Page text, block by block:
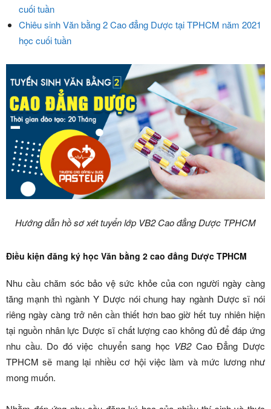
cuối tuần
Chiêu sinh Văn bằng 2 Cao đẳng Dược tại TPHCM năm 2021
học cuối tuần
Hướng dẫn hồ sơ xét tuyển lớp VB2 Cao đẳng Dược TPHCM
Điều kiện đăng ký học Văn bằng 2 cao đẳng Dược TPHCM
Nhu cầu chăm sóc bảo vệ sức khỏe của con người ngày càng
tăng mạnh thì ngành Y Dược nói chung hay ngành Dược sĩ nói
riêng ngày càng trở nên cần thiết hơn bao giờ hết tuy nhiên hiện
tại nguồn nhân lực Dược sĩ chất lượng cao không đủ để đáp ứng
nhu cầu. Do đó việc chuyển sang học VB2Cao Đẳng Dược
TPHCM sẽ mang lại nhiều cơ hội việc làm và mức lương như
mong muốn.